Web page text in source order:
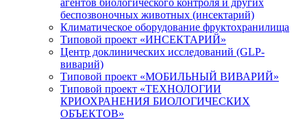
агентов биологического контроля и других
беспозвоночных животных (инсектарий)
Климатическое оборудование фруктохранилища
Типовой проект «ИНСЕКТАРИЙ»
Центр доклинических исследований (GLP-
виварий)
Типовой проект «МОБИЛЬНЫЙ ВИВАРИЙ»
Типовой проект «ТЕХНОЛОГИИ
КРИОХРАНЕНИЯ БИОЛОГИЧЕСКИХ
ОБЪЕКТОВ»